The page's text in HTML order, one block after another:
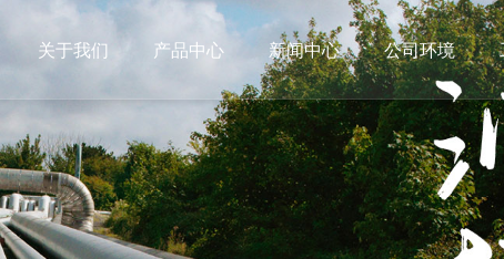
关于我们 产品中心 新闻中心 公司环境